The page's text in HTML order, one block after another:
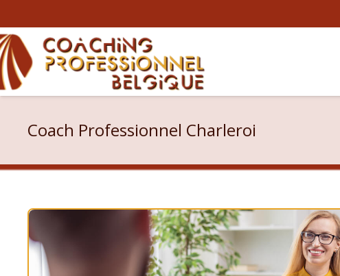
Coach Professionnel Charleroi